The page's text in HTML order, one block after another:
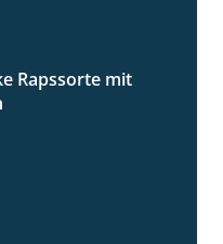
2:28
Rapssorte mit